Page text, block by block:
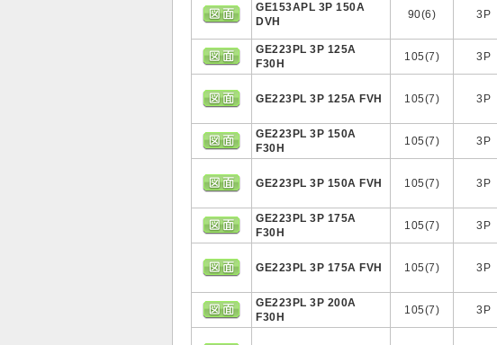
GE153APL 3P 150A
DVH
90(6) 3P
GE223PL 3P 125A
F30H
105(7) 3P
GE223PL 3P 125A FVH 105(7) 3P
GE223PL 3P 150A
F30H
105(7) 3P
GE223PL 3P 150A FVH 105(7) 3P
GE223PL 3P 175A
F30H
105(7) 3P
GE223PL 3P 175A FVH 105(7) 3P
GE223PL 3P 200A
F30H
105(7) 3P